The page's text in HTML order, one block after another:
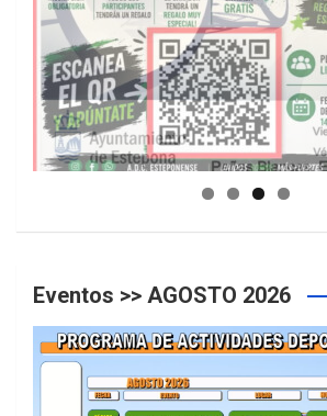
GUIA DE INSTALACIONES DEPORTIVAS
Eventos >> AGOSTO 2026